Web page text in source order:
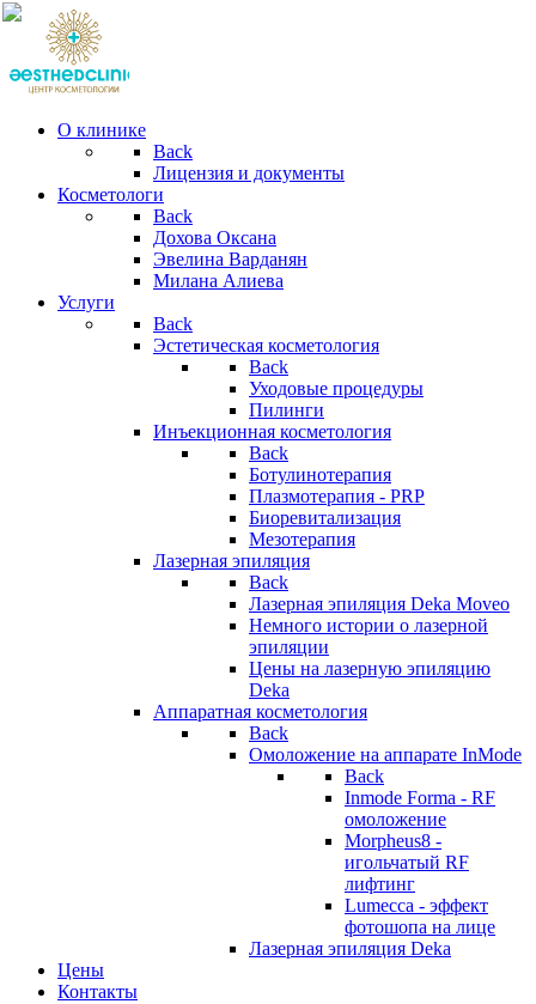
О клинике
Back
Лицензия и документы
Косметологи
Back
Дохова Оксана
Эвелина Варданян
Милана Алиева
Услуги
Back
Эстетическая косметология
Back
Уходовые процедуры
Пилинги
Инъекционная косметология
Back
Ботулинотерапия
Плазмотерапия - PRP
Биоревитализация
Мезотерапия
Лазерная эпиляция
Back
Лазерная эпиляция Deka Moveo
Немного истории о лазерной
эпиляции
Цены на лазерную эпиляцию
Deka
Аппаратная косметология
Back
Омоложение на аппарате InMode
Back
Inmode Forma - RF
омоложение
Morpheus8 -
игольчатый RF
лифтинг
Lumecca - эффект
фотошопа на лице
Лазерная эпиляция Deka
Цены
Контакты